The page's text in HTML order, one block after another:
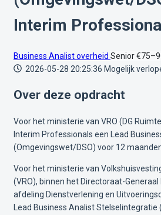
Interim
Business Analistoverheid Senior
2026-05-28 20:25:36 Mogelijk
Over deze opdracht
Voor het ministerie van VRO (DG
Interim Professionals een Lead
(Omgevingswet/DSO) voor 12
Voor het ministerie van
(VRO), binnen het Directoraat-
afdeling Dienstverlening en
Lead Business Analist